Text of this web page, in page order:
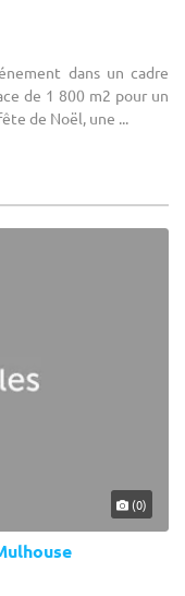
dans un cadre
de 1 800 m2 pour un
de Noël, une ...
(0)